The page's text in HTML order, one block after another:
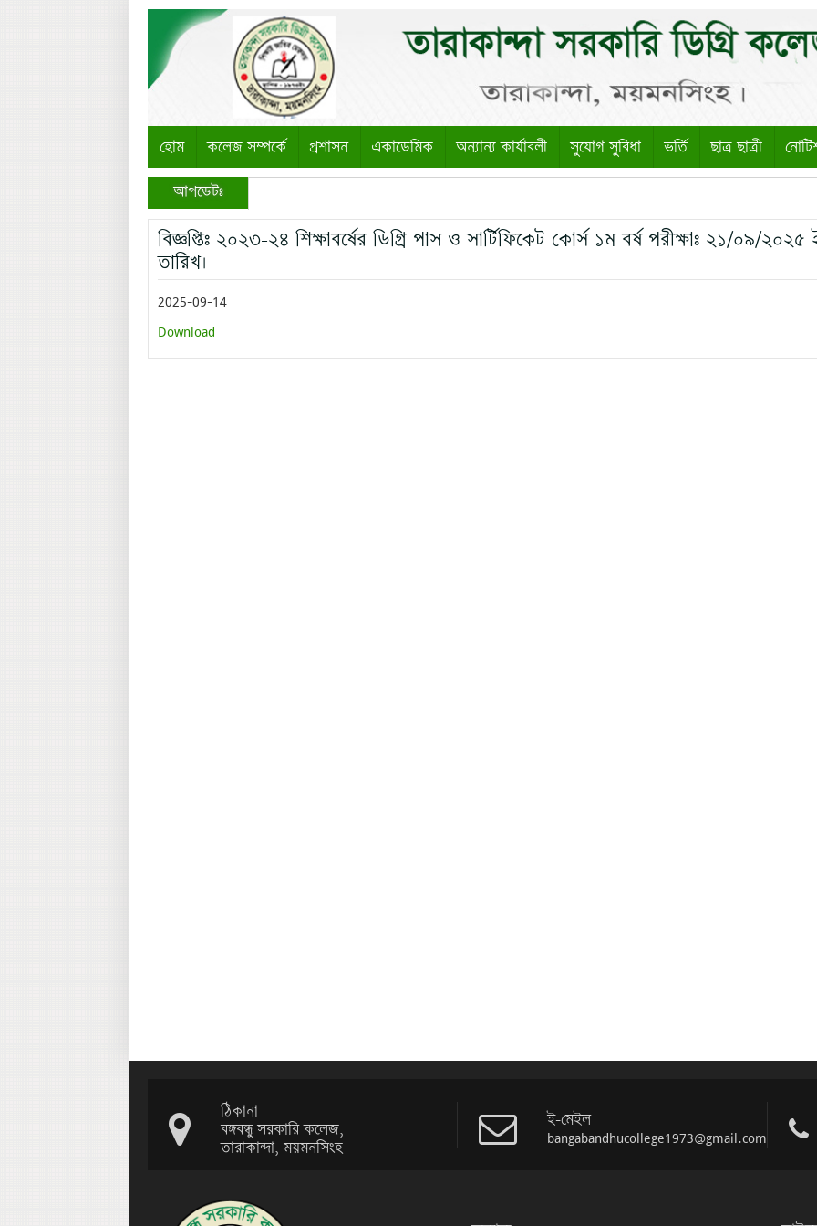
হোম কলেজ সম্পর্কে প্রশাসন একাডেমিক অন্যান্য কার্যাবলী সুযোগ সুবিধা ভর্তি ছাত্র ছাত্রী
আপডেটঃ
বিজ্ঞপ্তিঃ ২০২৩-২৪ শিক্ষাবর্ষের ডিগ্রি পাস ও সার্টিফিকেট কোর্স ১ম বর্ষ পরীক্ষাঃ ২১/০৯/২০২৫
তারিখ।
2025-09-14
Download
ঠিকানা
বঙ্গবন্ধু সরকারি কলেজ,
তারাকান্দা, ময়মনসিংহ
ই-মেইল
bangabandhucollege1973@gmail.com